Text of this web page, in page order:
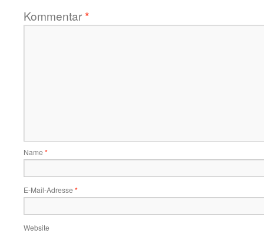
Kommentar*
Name *
E-Mail-Adresse *
Website